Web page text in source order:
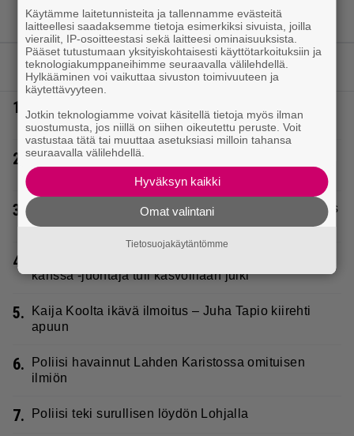
LUETUIMMAT JUTUT
1.
– Tokmannilla, ABC:lla, netissä…
2.
IS: Hjalliksen ja Jasminen häissä suomalainen
supertähti
3.
Seiska: Laulaja Frederik lyttäsi Eput – johan oli taas
kielen käyttöä
4.
kanssa -juontaja tuli kasvoillaan julki
5.
Kaija Koolta ikävä ilmoitus – Juha Tapio kiirehti
apuun
6.
Poliisi havainnut Lahden Karistossa omituisen
ilmiön
7. Poliisi teki surullisen löydön Lohjalla
Käytämme laitetunnisteita ja tallennamme evästeitä
laitteellesi saadaksemme tietoja esimerkiksi sivuista, joilla
vierailit, IP-osoitteestasi sekä laitteesi ominaisuuksista.
Pääset tutustumaan yksityiskohtaisesti käyttötarkoituksiin ja
teknologiakumppaneihimme seuraavalla välilehdellä.
Hylkääminen voi vaikuttaa sivuston toimivuuteen ja
käytettävyyteen.
Jotkin teknologiamme voivat käsitellä tietoja myös ilman
suostumusta, jos niillä on siihen oikeutettu peruste. Voit
vastustaa tätä tai muuttaa asetuksiasi milloin tahansa
seuraavalla välilehdellä.
Hyväksyn kaikki
Omat valintani
Tietosuojakäytäntömme